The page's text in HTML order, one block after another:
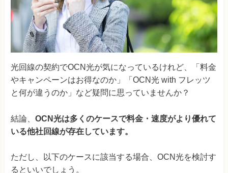
光回線の契約でOCN光が気になっているけれど、「料金
やキャンペーンはお得なのか」「OCN光 with フレッツ
と何が違うのか」など疑問に思っていませんか？
結論、 OCN光は多くのケースで料金・速度がより優れて
いる他社回線が存在しています。
ただし、以下のケースに該当する場合、OCN光を検討す
るといいでしょう。